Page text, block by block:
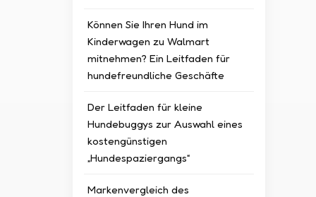
Können Sie Ihren Hund im
Kinderwagen zu Walmart
mitnehmen? Ein Leitfaden für
hundefreundliche Geschäfte
Der Leitfaden für kleine
Hundebuggys zur Auswahl eines
kostengünstigen
„Hundespaziergangs“
Markenvergleich des